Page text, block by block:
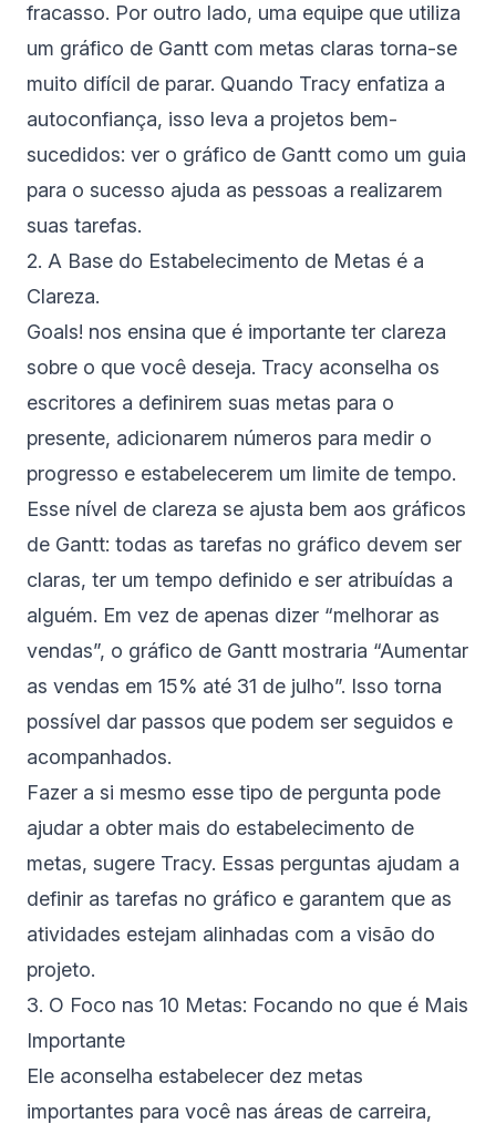
fracasso. Por outro lado, uma equipe que utiliza
um gráfico de Gantt com metas claras torna-se
muito difícil de parar. Quando Tracy enfatiza a
autoconfiança, isso leva a projetos bem-
sucedidos: ver o gráfico de Gantt como um guia
para o sucesso ajuda as pessoas a realizarem
suas tarefas.
2. A Base do Estabelecimento de Metas é a
Clareza.
Goals! nos ensina que é importante ter clareza
sobre o que você deseja. Tracy aconselha os
escritores a definirem suas metas para o
presente, adicionarem números para medir o
progresso e estabelecerem um limite de tempo.
Esse nível de clareza se ajusta bem aos gráficos
de Gantt: todas as tarefas no gráfico devem ser
claras, ter um tempo definido e ser atribuídas a
alguém. Em vez de apenas dizer “melhorar as
vendas”, o gráfico de Gantt mostraria “Aumentar
as vendas em 15% até 31 de julho”. Isso torna
possível dar passos que podem ser seguidos e
acompanhados.
Fazer a si mesmo esse tipo de pergunta pode
ajudar a obter mais do estabelecimento de
metas, sugere Tracy. Essas perguntas ajudam a
definir as tarefas no gráfico e garantem que as
atividades estejam alinhadas com a visão do
projeto.
3. O Foco nas 10 Metas: Focando no que é Mais
Importante
Ele aconselha estabelecer dez metas
importantes para você nas áreas de carreira,